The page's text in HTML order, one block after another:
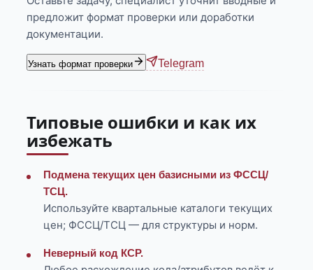
предложит формат проверки или доработки
документации.
Узнать формат проверки Telegram
Типовые ошибки и как их
избежать
Подмена текущих цен базисными из ФССЦ/
ТСЦ.
Используйте квартальные каталоги текущих
цен; ФССЦ/ТСЦ — для структуры и норм.
Неверный код КСР.